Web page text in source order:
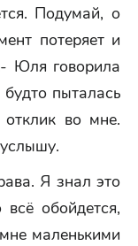
Подумай, о
потеряет и
Юля говорила
пыталась
во мне.
Я знал это
обойдется,
маленькими